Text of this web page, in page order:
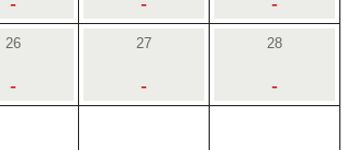
26
-
27
-
28
-